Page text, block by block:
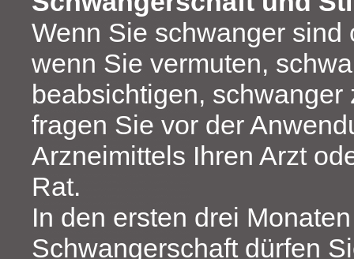
Wenn Sie schwanger sind
wenn Sie vermuten,
beabsichtigen, schwanger
fragen Sie vor der
Arzneimittels Ihren Arzt
Rat.
In den ersten drei
Schwangerschaft dürfen